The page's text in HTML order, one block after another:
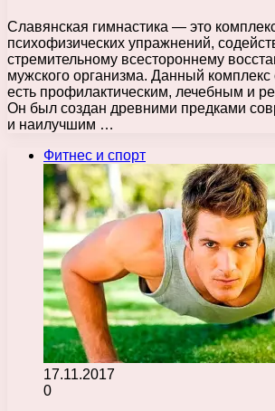
Славянская гимнастика — это
психофизических упражнений,
стремительному всестороннему
мужского организма. Данный
есть профилактическим, лечебным и
Он был создан древними предками
и наилучшим …
Фитнес и спорт
17.11.2017
0